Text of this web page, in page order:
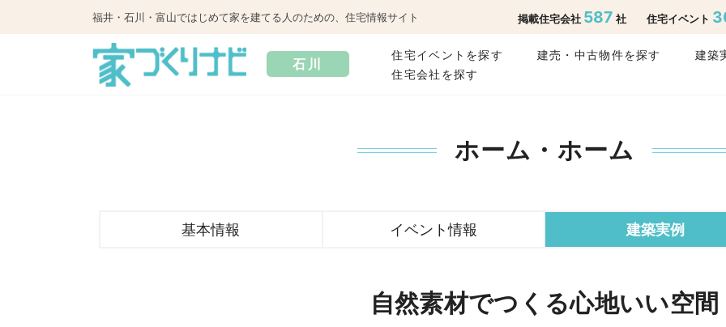
福井・石川・富山ではじめて家を建てる人のための、住宅情報サイト 掲載住宅会社 587 社 住宅イベント
石川
住宅イベントを探す 建売・中古物件を探す
建築
住宅会社を探す
ホーム・ホーム
基本情報 イベント情報 建築実例
自然素材でつくる心地いい空間